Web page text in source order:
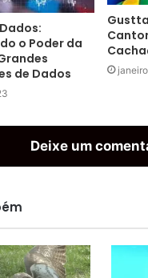
o Poder da
de Dados
Deixe um